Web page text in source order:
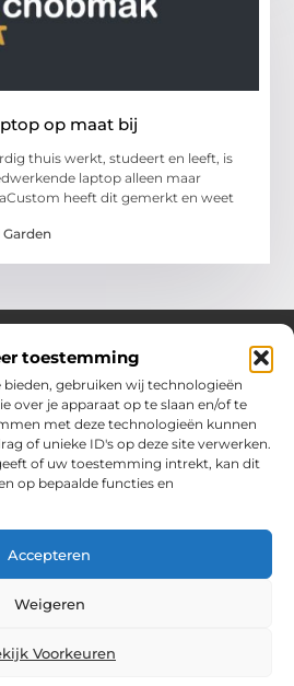
toestemming
gebruiken wij technologieën
over je apparaat op te slaan en/of te
met deze technologieën kunnen
of unieke ID's op deze site verwerken.
of uw toestemming intrekt, kan dit
op bepaalde functies en
Accepteren
Weigeren
Voorkeuren
op maat bij
thuis werkt, studeert en leeft, is
laptop alleen maar
heeft dit gemerkt en weet
en tips uit het dagelijks leven.
blogs en artikelen die je helpen
te halen, met praktische adviezen